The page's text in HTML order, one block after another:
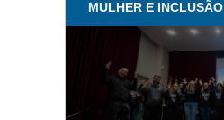
MULHER E INCLUSÃO